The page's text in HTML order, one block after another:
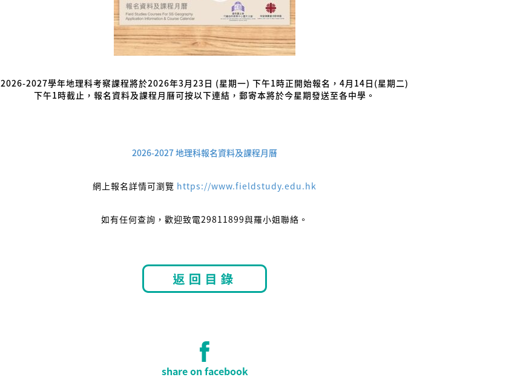
2026-2027學年地理科考察課程將於2026年3月23日 (星期一)下午1時正開始報名，4月 14日 (星期二)
下午1時截止，報名資料及課程月曆可按以下連結，郵寄本將於今星期發送至各中學。
2026-2027 地理科報名資料及課程月曆
網上報名詳情可瀏覽 https://www.fieldstudy.edu.hk
如有任何查詢，歡迎致電29811899與羅小姐聯絡。
share on facebook